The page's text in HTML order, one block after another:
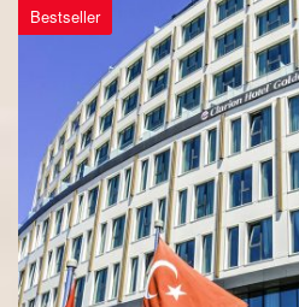
Bestseller